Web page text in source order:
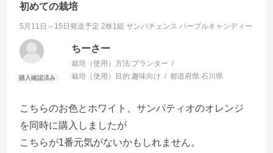
初めての栽培
5月11日～15日発送予定 2株1組 サンパチェンス パープルキャンディー
ちーさー
栽培（使用）方法:プランター
栽培（使用）目的:趣味向け 都道府県:石川県
こちらのお色とホワイト、サンパティオのオレンジ
を同時に購入しましたが
こちらが1番元気がないかもしれません。